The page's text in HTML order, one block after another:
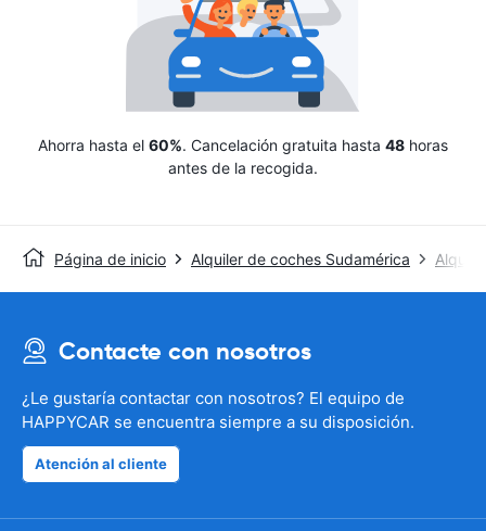
Ahorra hasta el 60%. Cancelación gratuita hasta 48 horas
antes de la recogida.
Página de inicio Alquiler de coches Sudamérica
Contacte con nosotros
¿Le gustaría contactar con nosotros? El equipo de
HAPPYCAR se encuentra siempre a su disposición.
Atención al cliente